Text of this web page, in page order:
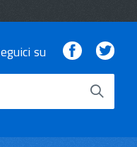
su Facebook